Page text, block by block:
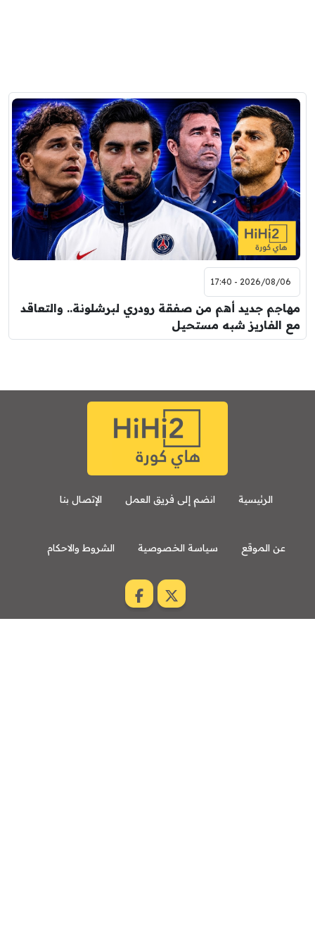
2026/08/06 - 17:40
مهاجم جديد أهم من صفقة رودري لبرشلونة.. والتعاقد
مع الفاريز شبه مستحيل
الرئيسية انضم إلى فريق العمل الإتصال بنا
عن الموقع سياسة الخصوصية الشروط والاحكام